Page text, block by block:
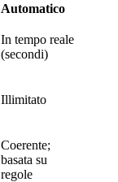
Automatico
In tempo reale
(secondi)
Illimitato
Coerente;
basata su
regole